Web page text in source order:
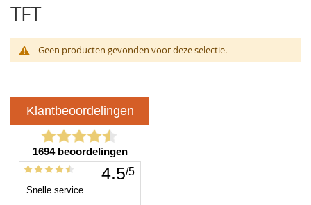
TFT
Geen producten gevonden voor deze selectie.